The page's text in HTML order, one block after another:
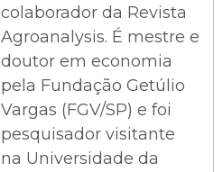
colaborador da Revista
Agroanalysis. É mestre e
doutor em economia
pela Fundação Getúlio
Vargas (FGV/SP) e foi
pesquisador visitante
na Universidade da